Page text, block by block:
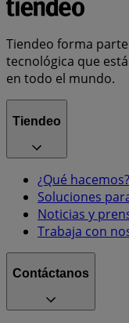
Tiendeo forma
tecnológica que
en todo el mundo.
Tiendeo
¿Qué hacemos?
Soluciones
Noticias y
Trabaja con
Contáctanos